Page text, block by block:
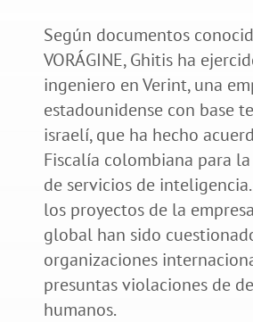
Según documentos
VORÁGINE, Ghitis ha
ingeniero en Verint, una
estadounidense con base
israelí, que ha hecho
Fiscalía colombiana para
de servicios de
los proyectos de la
global han sido
organizaciones
presuntas violaciones de
humanos.